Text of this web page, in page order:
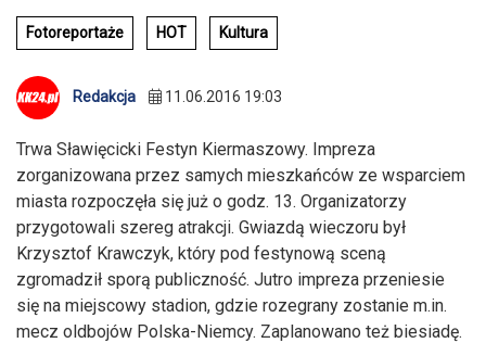
Fotoreportaże HOT Kultura
Redakcja 11.06.2016 19:03
Trwa Sławięcicki Festyn Kiermaszowy. Impreza
zorganizowana przez samych mieszkańców ze wsparciem
miasta rozpoczęła się już o godz. 13. Organizatorzy
przygotowali szereg atrakcji. Gwiazdą wieczoru był
Krzysztof Krawczyk, który pod festynową sceną
zgromadził sporą publiczność. Jutro impreza przeniesie
się na miejscowy stadion, gdzie rozegrany zostanie m.in.
mecz oldbojów Polska-Niemcy. Zaplanowano też biesiadę.